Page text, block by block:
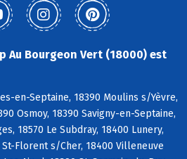
Au Bourgeon Vert (18000) est
en-Septaine, 18390 Moulins s/Yèvre,
Osmoy, 18390 Savigny-en-Septaine,
18570 Le Subdray, 18400 Lunery,
Florent s/Cher, 18400 Villeneuve